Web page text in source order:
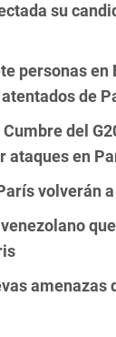
su
personas en
de
del
ataques en
volverán
amenazas